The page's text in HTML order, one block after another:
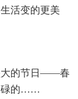
活变的更美
大的节日——春
碌的……